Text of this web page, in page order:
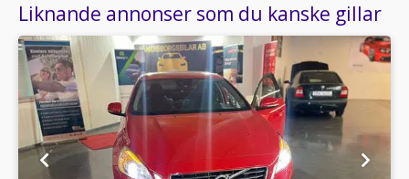
Liknande annonser som du kanske gillar